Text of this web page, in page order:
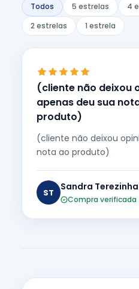
Todos 5 estrelas 4
2 estrelas
1 estrela
(cliente não deixou
apenas deu sua
produto)
(cliente não deixou
nota ao produto)
ST
Sandra
Compra verificada